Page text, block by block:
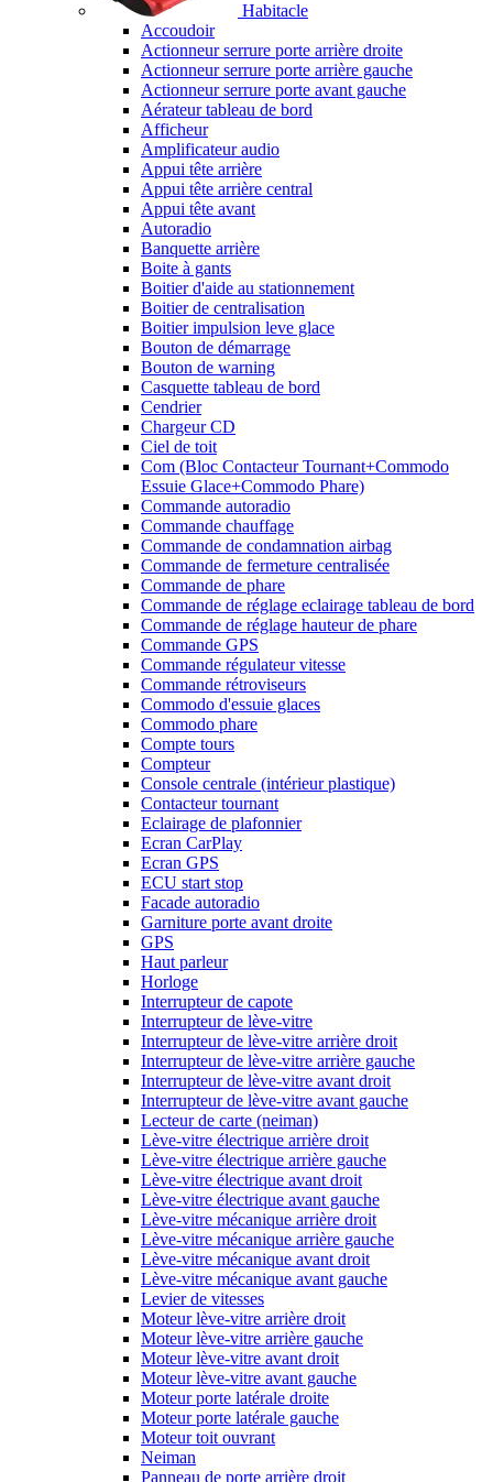
Habitacle
Accoudoir
Actionneur serrure porte arrière droite
Actionneur serrure porte arrière gauche
Actionneur serrure porte avant gauche
Aérateur tableau de bord
Afficheur
Amplificateur audio
Appui tête arrière
Appui tête arrière central
Appui tête avant
Autoradio
Banquette arrière
Boite à gants
Boitier d'aide au stationnement
Boitier de centralisation
Boitier impulsion leve glace
Bouton de démarrage
Bouton de warning
Casquette tableau de bord
Cendrier
Chargeur CD
Ciel de toit
Com (Bloc Contacteur Tournant+Commodo
Essuie Glace+Commodo Phare)
Commande autoradio
Commande chauffage
Commande de condamnation airbag
Commande de fermeture centralisée
Commande de phare
Commande de réglage eclairage tableau de bord
Commande de réglage hauteur de phare
Commande GPS
Commande régulateur vitesse
Commande rétroviseurs
Commodo d'essuie glaces
Commodo phare
Compte tours
Compteur
Console centrale (intérieur plastique)
Contacteur tournant
Eclairage de plafonnier
Ecran CarPlay
Ecran GPS
ECU start stop
Facade autoradio
Garniture porte avant droite
GPS
Haut parleur
Horloge
Interrupteur de capote
Interrupteur de lève-vitre
Interrupteur de lève-vitre arrière droit
Interrupteur de lève-vitre arrière gauche
Interrupteur de lève-vitre avant droit
Interrupteur de lève-vitre avant gauche
Lecteur de carte (neiman)
Lève-vitre électrique arrière droit
Lève-vitre électrique arrière gauche
Lève-vitre électrique avant droit
Lève-vitre électrique avant gauche
Lève-vitre mécanique arrière droit
Lève-vitre mécanique arrière gauche
Lève-vitre mécanique avant droit
Lève-vitre mécanique avant gauche
Levier de vitesses
Moteur lève-vitre arrière droit
Moteur lève-vitre arrière gauche
Moteur lève-vitre avant droit
Moteur lève-vitre avant gauche
Moteur porte latérale droite
Moteur porte latérale gauche
Moteur toit ouvrant
Neiman
Panneau de porte arrière droit